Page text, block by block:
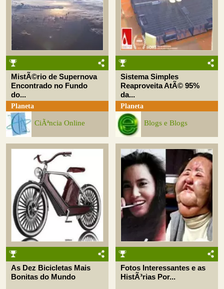
MistÃ©rio de Supernova
Encontrado no Fundo
do...
Planeta
CiÃªncia Online
Sistema Simples
Reaproveita AtÃ© 95%
da...
Planeta
Blogs e Blogs
As Dez Bicicletas Mais
Bonitas do Mundo
Fotos Interessantes e as
HistÃ³rias Por...